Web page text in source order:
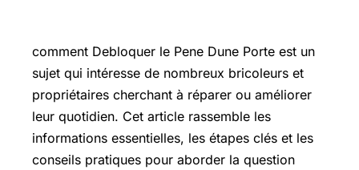
comment Debloquer le Pene Dune Porte est un
sujet qui intéresse de nombreux bricoleurs et
propriétaires cherchant à réparer ou améliorer
leur quotidien. Cet article rassemble les
informations essentielles, les étapes clés et les
conseils pratiques pour aborder la question